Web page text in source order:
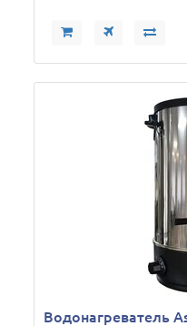
Водонагреватель